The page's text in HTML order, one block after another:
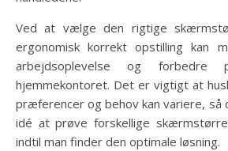
Ved at vælge den rigtige
ergonomisk korrekt opstilling kan
arbejdsoplevelse og forbedre
hjemmekontoret. Det er vigtigt at
præferencer og behov kan variere, så
idé at prøve forskellige
indtil man finder den optimale løsning.